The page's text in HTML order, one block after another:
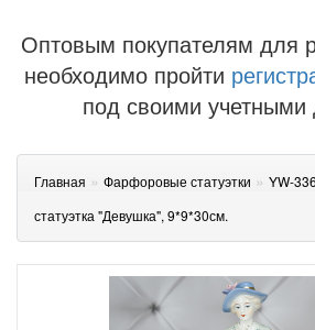
Оптовым покупателям для
необходимо пройти
под своими
Главная » Фарфоровые статуэтки » YW-
статуэтка "Девушка", 9*9*30см.